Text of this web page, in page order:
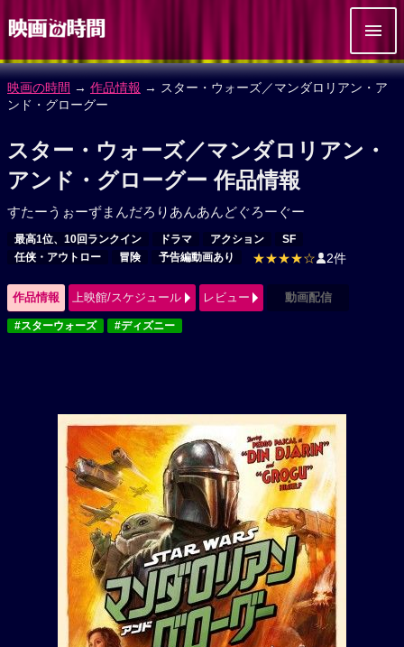
映画の時間 → 作品情報 → スター・ウォーズ／マンダロリアン・ア
ンド・グローグー
スター・ウォーズ／マンダロリアン・
アンド・グローグー 作品情報
すたーうぉーずまんだろりあんあんどぐろーぐー
最高1位、10回ランクイン ドラマ アクション
SF
任侠・アウトロー
冒険 予告編動画あり ★★★★☆ 2件
作品情報 上映館/スケジュール レビュー 動画配信
#スターウォーズ #ディズニー